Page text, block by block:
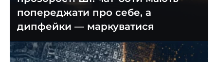
попереджати про себе, а
дипфейки — маркуватися